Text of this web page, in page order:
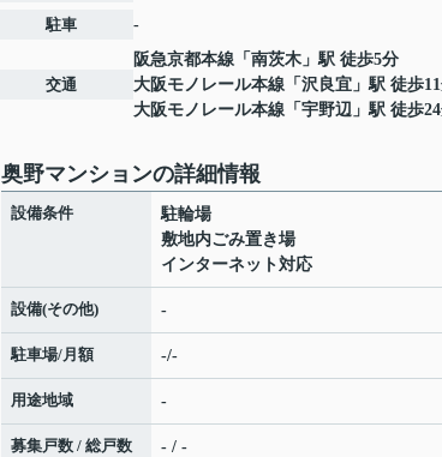
駐車 -
交通
阪急京都本線 「 南茨木 」駅 徒歩5分
大阪モノレール本線 「 沢良宜 」駅 徒歩
大阪モノレール本線 「 宇野辺 」駅 徒歩
奥野マンションの詳細情報
設備条件
駐輪場
敷地内ごみ置き場
インターネット対応
設備(その他) -
駐車場/月額 -/-
用途地域 -
募集戸数 / 総戸数 - / -